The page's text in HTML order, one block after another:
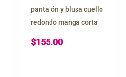
pantalón y blusa cuello
redondo manga corta
$155.00